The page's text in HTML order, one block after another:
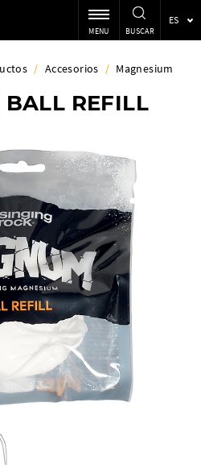
ES
MENU BUSCAR
/ Accesorios / Magnesium
REFILL